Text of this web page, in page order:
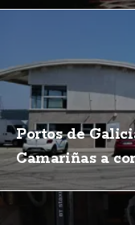
Portos de
Camariñas a